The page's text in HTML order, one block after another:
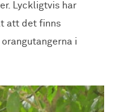
Lyckligtvis har
att det finns
i